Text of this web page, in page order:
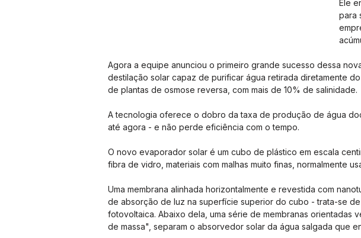
Ele
para
Agora a equipe anunciou o primeiro grande sucesso dessa
destilação solar capaz de purificar água retirada diretamente
de plantas de osmose reversa, com mais de 10% de salinidade.
A tecnologia oferece o dobro da taxa de produção de água
até agora - e não perde eficiência com o tempo.
O novo evaporador solar é um cubo de plástico em escala
fibra de vidro, materiais com malhas muito finas, normalmente
Uma membrana alinhada horizontalmente e revestida com
de absorção de luz na superfície superior do cubo - trata-se
fotovoltaica. Abaixo dela, uma série de membranas orientadas
de massa", separam o absorvedor solar da água salgada que